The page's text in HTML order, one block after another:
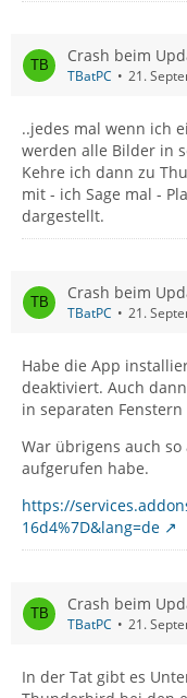
Crash beim
TBatPC 21.
..jedes mal wenn ich
werden alle Bilder in
Kehre ich dann zu
mit - ich Sage mal -
dargestellt.
Crash beim
TBatPC 21.
Habe die App
deaktiviert. Auch
in separaten
War übrigens auch
aufgerufen habe.
https://
16d4%7D&lang=de
Crash beim
TBatPC 21.
In der Tat gibt es